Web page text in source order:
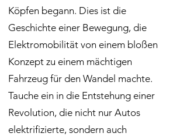
Köpfen begann. Dies ist die
Geschichte einer Bewegung, die
Elektromobilität von einem bloßen
Konzept zu einem mächtigen
Fahrzeug für den Wandel machte.
Tauche ein in die Entstehung einer
Revolution, die nicht nur Autos
elektrifizierte, sondern auch